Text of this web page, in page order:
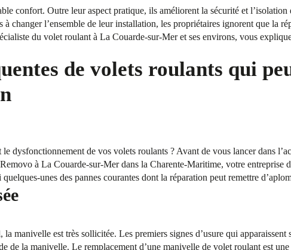
confort. Outre leur aspect pratique, ils améliorent la sécurité et l’isolation
à changer l’ensemble de leur installation, les propriétaires ignorent que la
du volet roulant à La Couarde-sur-Mer et ses environs, vous
de volets roulants qui
le dysfonctionnement de vos volets roulants ? Avant de vous lancer dans
à La Couarde-sur-Mer dans la Charente-Maritime, votre entreprise
unes des pannes courantes dont la réparation peut remettre
la manivelle est très sollicitée. Les premiers signes d’usure qui
de la manivelle. Le remplacement d’une manivelle de volet roulant est